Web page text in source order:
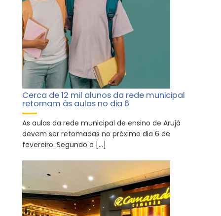
Cerca de 12 mil alunos da rede municipal
retornam às aulas no dia 6
As aulas da rede municipal de ensino de Arujá
devem ser retomadas no próximo dia 6 de
fevereiro. Segundo a […]